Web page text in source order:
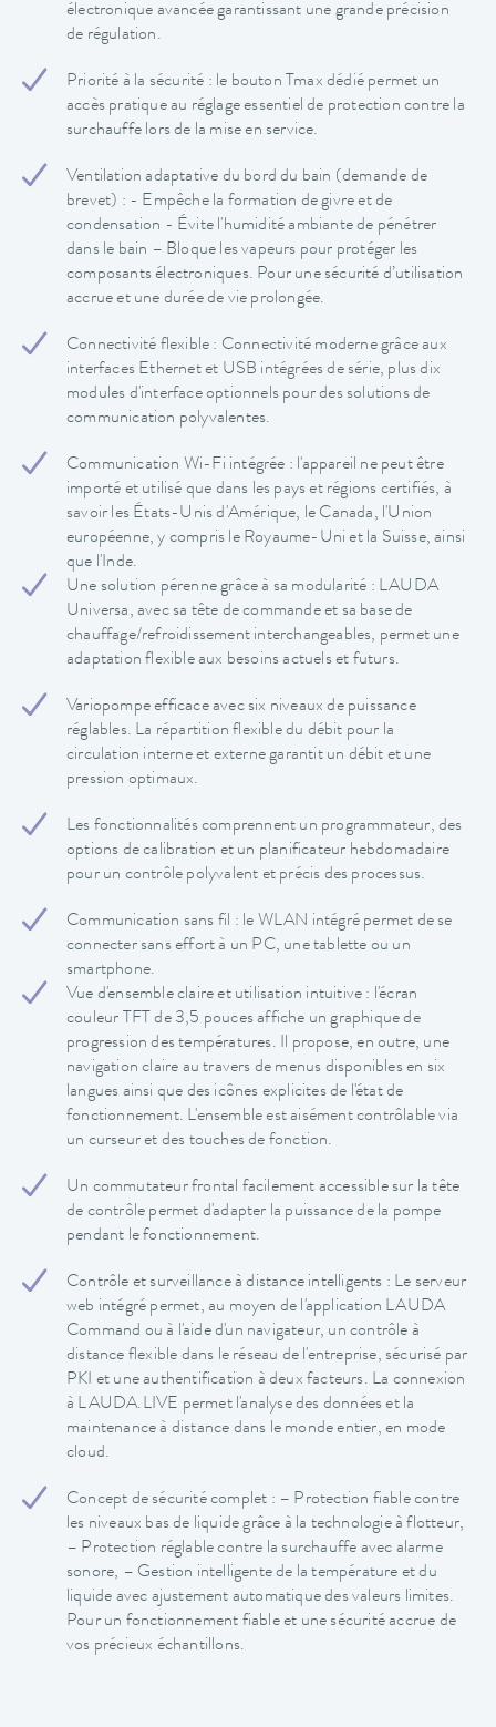
électronique avancée garantissant une grande précision
de régulation.
Priorité à la sécurité : le bouton Tmax dédié permet un
accès pratique au réglage essentiel de protection contre la
surchauffe lors de la mise en service.
Ventilation adaptative du bord du bain (demande de
brevet) : - Empêche la formation de givre et de
condensation - Évite l'humidité ambiante de pénétrer
dans le bain – Bloque les vapeurs pour protéger les
composants électroniques. Pour une sécurité d’utilisation
accrue et une durée de vie prolongée.
Connectivité flexible : Connectivité moderne grâce aux
interfaces Ethernet et USB intégrées de série, plus dix
modules d'interface optionnels pour des solutions de
communication polyvalentes.
Communication Wi-Fi intégrée : l'appareil ne peut être
importé et utilisé que dans les pays et régions certifiés, à
savoir les États-Unis d'Amérique, le Canada, l'Union
européenne, y compris le Royaume-Uni et la Suisse, ainsi
que l'Inde.
Une solution pérenne grâce à sa modularité : LAUDA
Universa, avec sa tête de commande et sa base de
chauffage/refroidissement interchangeables, permet une
adaptation flexible aux besoins actuels et futurs.
Variopompe efficace avec six niveaux de puissance
réglables. La répartition flexible du débit pour la
circulation interne et externe garantit un débit et une
pression optimaux.
Les fonctionnalités comprennent un programmateur, des
options de calibration et un planificateur hebdomadaire
pour un contrôle polyvalent et précis des processus.
Communication sans fil : le WLAN intégré permet de se
connecter sans effort à un PC, une tablette ou un
smartphone.
Vue d'ensemble claire et utilisation intuitive : l'écran
couleur TFT de 3,5 pouces affiche un graphique de
progression des températures. Il propose, en outre, une
navigation claire au travers de menus disponibles en six
langues ainsi que des icônes explicites de l'état de
fonctionnement. L'ensemble est aisément contrôlable via
un curseur et des touches de fonction.
Un commutateur frontal facilement accessible sur la tête
de contrôle permet d'adapter la puissance de la pompe
pendant le fonctionnement.
Contrôle et surveillance à distance intelligents : Le serveur
web intégré permet, au moyen de l'application LAUDA
Command ou à l'aide d'un navigateur, un contrôle à
distance flexible dans le réseau de l'entreprise, sécurisé par
PKI et une authentification à deux facteurs. La connexion
à LAUDA.LIVE permet l'analyse des données et la
maintenance à distance dans le monde entier, en mode
cloud.
Concept de sécurité complet : – Protection fiable contre
les niveaux bas de liquide grâce à la technologie à flotteur,
– Protection réglable contre la surchauffe avec alarme
sonore, – Gestion intelligente de la température et du
liquide avec ajustement automatique des valeurs limites.
Pour un fonctionnement fiable et une sécurité accrue de
vos précieux échantillons.